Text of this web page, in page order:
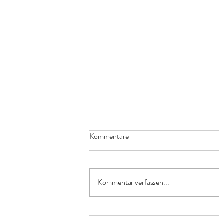
Verwandeln Sie Ihr Stofflager in
Kommentare
Kommentar verfassen...